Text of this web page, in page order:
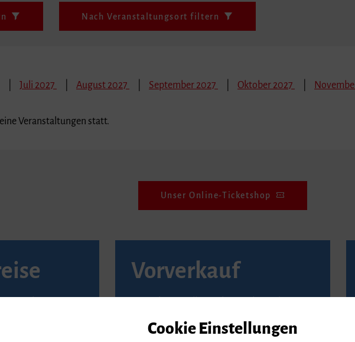
Nach Veranstaltungsort filtern
Juli 2027 August 2027 September 2027 Oktober 2027
Veranstaltungen statt.
Unser Online-Ticketshop
betragen
und
gegen Vorlage
Vorverkauf
Seite von Reservix.
Cookie Einstellungen